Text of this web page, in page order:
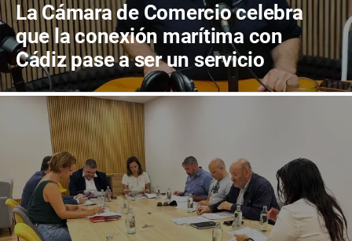
La Cámara de Comercio celebra
que la conexión marítima con
Cádiz pase a ser un servicio
público garantizado